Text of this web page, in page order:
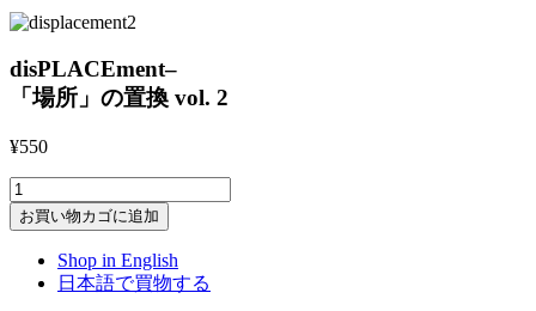
disPLACEment–
「場所」の置換 vol. 2
¥550
disPLACEment-
-
「場
所」
お買い物カゴに追加
Shop in English
日本語で買物する